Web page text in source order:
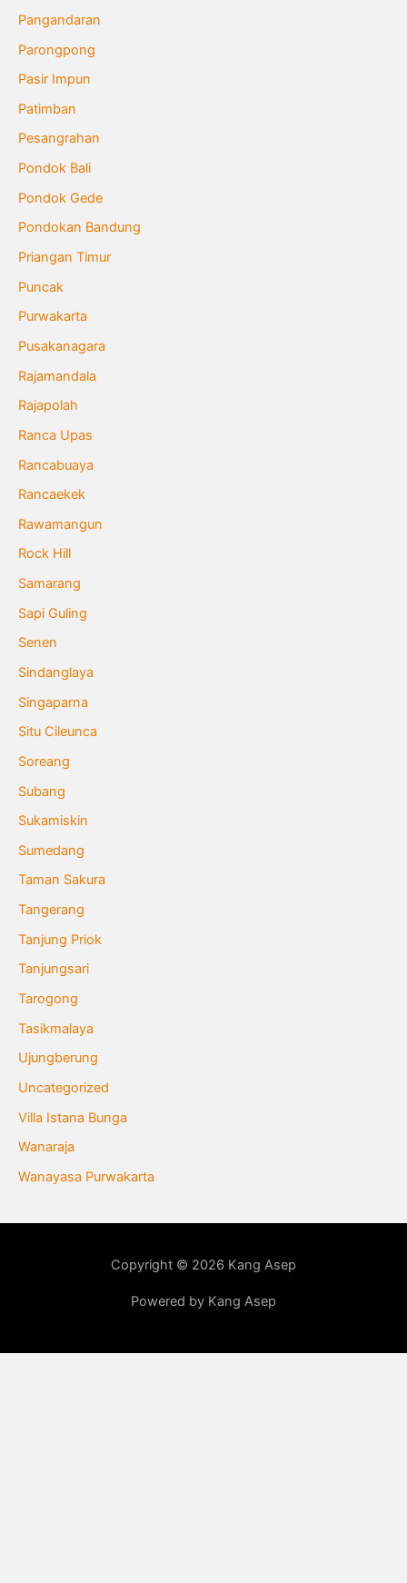
Pangandaran
Parongpong
Pasir Impun
Patimban
Pesangrahan
Pondok Bali
Pondok Gede
Pondokan Bandung
Priangan Timur
Puncak
Purwakarta
Pusakanagara
Rajamandala
Rajapolah
Ranca Upas
Rancabuaya
Rancaekek
Rawamangun
Rock Hill
Samarang
Sapi Guling
Senen
Sindanglaya
Singaparna
Situ Cileunca
Soreang
Subang
Sukamiskin
Sumedang
Taman Sakura
Tangerang
Tanjung Priok
Tanjungsari
Tarogong
Tasikmalaya
Ujungberung
Uncategorized
Villa Istana Bunga
Wanaraja
Wanayasa Purwakarta
Copyright © 2026 Kang Asep
Powered by Kang Asep